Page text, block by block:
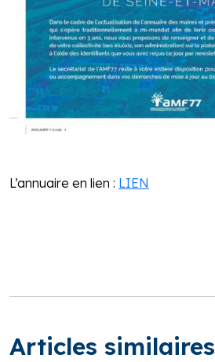
L’annuaire en lien : LIEN
Articles similaires